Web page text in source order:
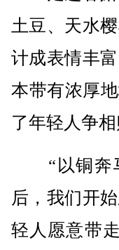
土豆、天水
计成表情丰
本带有浓厚
了年轻人争相
“以铜奔马
后，我们开
轻人愿意带